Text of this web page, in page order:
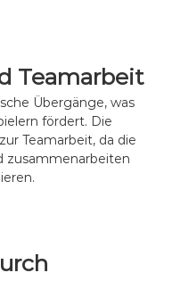
Teamarbeit
Übergänge, was
fördert. Die
Teamarbeit, da die
zusammenarbeiten